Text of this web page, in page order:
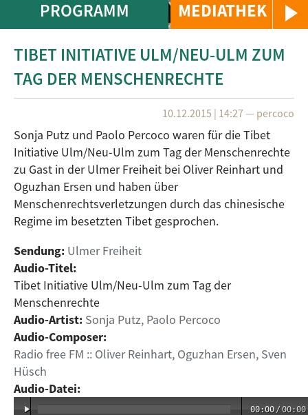
MEDIATHEK
PROGRAMM
TIBET INITIATIVE ULM/NEU-ULM ZUM
TAG DER MENSCHENRECHTE
10.12.2015 | 14:27— percoco
Sonja Putz und Paolo Percoco waren für die Tibet
Initiative Ulm/Neu-Ulm zum Tag der Menschenrechte
zu Gast in der Ulmer Freiheit bei Oliver Reinhart und
Oguzhan Ersen und haben über
Menschenrechtsverletzungen durch das chinesische
Regime im besetzten Tibet gesprochen.
Sendung: Ulmer Freiheit
Audio-Titel:
Tibet Initiative Ulm/Neu-Ulm zum Tag der
Menschenrechte
Audio-Artist: Sonja Putz, Paolo Percoco
Audio-Composer:
Radio free FM :: Oliver Reinhart, Oguzhan Ersen, Sven
Hüsch
Audio-Datei:
00:00 /00:00